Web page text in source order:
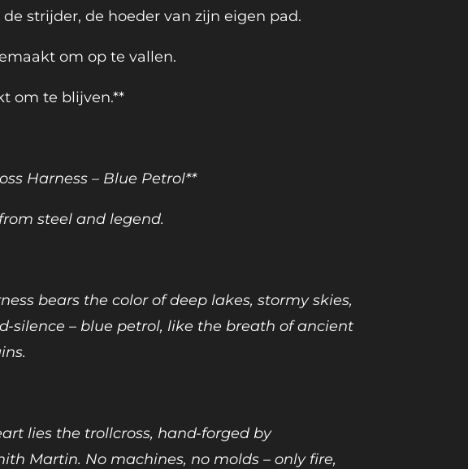
de strijder, de hoeder van zijn eigen pad.
om op te vallen.
om te blijven.**
Harness – Blue Petrol**
steel and legend.
bears the color of deep lakes, stormy skies,
silence – blue petrol, like the breath of ancient
lies the trollcross, hand-forged by
Martin. No machines, no molds – only fire,